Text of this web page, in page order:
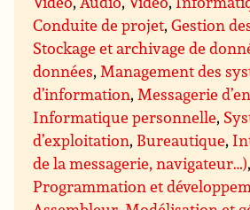
Conduite de projet,Gestion
Stockage et archivage de
données, Management des
d’information, Messagerie
Informatique personnelle,
d’exploitation, Bureautique,
de la messagerie, navigateur…)
Programmation et